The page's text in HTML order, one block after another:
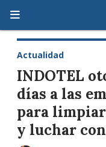
INDOTEL
días a las
para
y luchar
Actualidad